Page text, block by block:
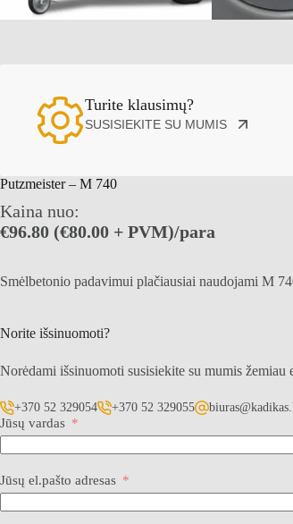
Turite klausimų?
SUSISIEKITE SU MUMIS
Putzmeister – M 740
Kaina nuo:
€96.80 (€80.00 + PVM)/para
Smėlbetonio padavimui plačiausiai naudojami M
Norite išsinuomoti?
Norėdami išsinuomoti susisiekite su mumis
+370 52 329054 +370 52 329055
Jūsų vardas
Jūsų el.pašto adresas